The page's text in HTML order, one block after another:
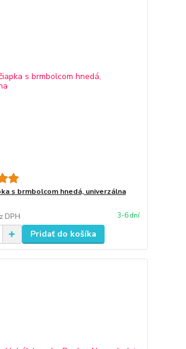
s brmbolcom hnedá, univerzálna
DPH 3-6 dní
Pridať do košíka